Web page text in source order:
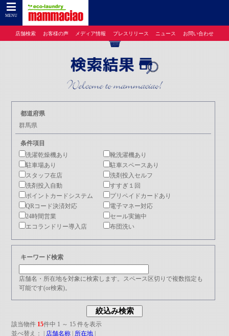
MENU
店舗検索 お客様の声 メディア情報 プレスリリース ニュース お問い合わせ
コインランドリーのマンマチャオTOP
都道府県
群馬県
条件項目
洗濯乾燥機あり
靴洗濯機あり
駐車場あり
駐車スペースあり
スタッフ在店
洗剤投入セルフ
洗剤投入自動
すすぎ１回
ポイントカードシステム
プリペイドカードあり
QRコード決済対応
電子マネー対応
24時間営業
セール実施中
エコランドリー導入店
布団洗い
キーワード検索
店舗名・所在地を対象に検索します。スペース区切りで複数指定も
可能です(or検索)。
該当物件 15件中 1 ～ 15 件を表示
並べ替え： | 店舗名称 所在地